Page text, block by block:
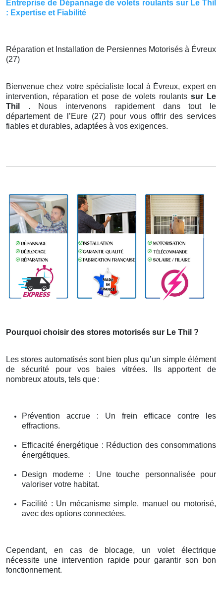
Entreprise de Dépannage de volets roulants sur Le Thil
: Expertise et Fiabilité
Réparation et Installation de Persiennes Motorisés à Évreux
(27)
Bienvenue chez votre spécialiste local à Évreux, expert en
intervention, réparation et pose de volets roulants sur Le
Thil
. Nous intervenons rapidement dans tout le
département de l’Eure (27) pour vous offrir des services
fiables et durables, adaptées à vos exigences.
Pourquoi choisir des stores motorisés sur Le Thil ?
Les stores automatisés sont bien plus qu’un simple élément
de sécurité pour vos baies vitrées. Ils apportent de
nombreux atouts, tels que :
Prévention accrue : Un frein efficace contre les
effractions.
Efficacité énergétique : Réduction des consommations
énergétiques.
Design moderne : Une touche personnalisée pour
valoriser votre habitat.
Facilité : Un mécanisme simple, manuel ou motorisé,
avec des options connectées.
Cependant, en cas de blocage, un volet électrique
nécessite une intervention rapide pour garantir son bon
fonctionnement.